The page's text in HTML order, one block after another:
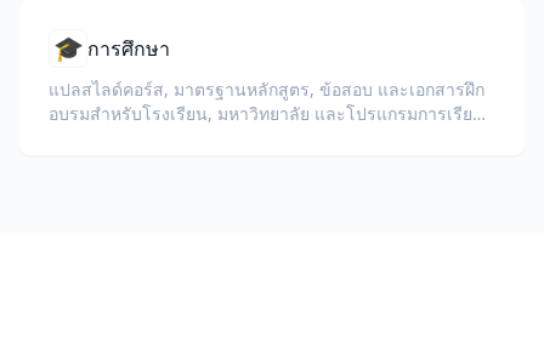
🎓 การศึกษา
แปลสไลด์คอร์ส, มาตรฐานหลักสูตร, ข้อสอบ และเอกสารฝึก
อบรมสำหรับโรงเรียน, มหาวิทยาลัย และโปรแกรมการเรียนรู้